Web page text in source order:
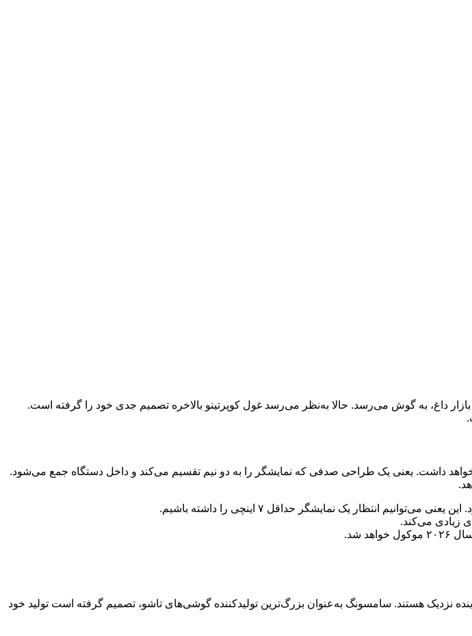
داغ، به گوش می‌رسد. حالا به‌نظر می‌رسد غول کوپرتینو بالاخره تصمیم جدی خود را گرفته است.
به گوشی‌های تاشو سامسونگ خواهد داشت. یعنی یک طراحی صدفی که نمایشگر را به دو نیم تقسیم می‌کند و داخل دستگاه جمع می‌شود.
زیادی می‌کند.
نزدیک هستند. سامسونگ به‌عنوان بزرگ‌ترین تولیدکننده گوشی‌های تاشو، تصمیم گرفته است تولید خود